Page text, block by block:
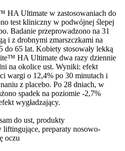
HA Ultimate w zastosowaniach do
test kliniczny w podwójnej ślepej
Badanie przeprowadzono na 31
i z drobnymi zmarszczkami na
do 65 lat. Kobiety stosowały lekką
HA Ultimate dwa razy dziennie
na okolice ust. Wyniki: efekt
wargi o 12,4% po 30 minutach i
z placebo. Po 28 dniach, w
spadek na poziomie -2,7%
wygładzający.
do ust, produkty
preparaty nosowo-
oczu